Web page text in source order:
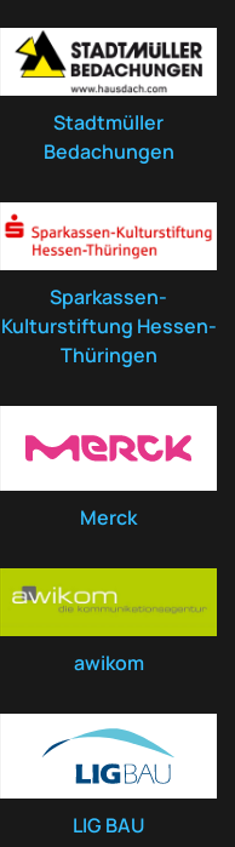
Stadtmüller
Bedachungen
Sparkassen-
Kulturstiftung Hessen-
Thüringen
Merck
awikom
LIG BAU